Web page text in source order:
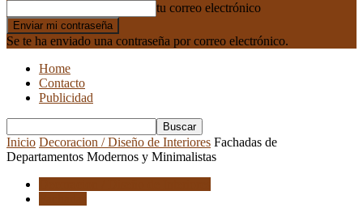
tu correo electrónico
Se te ha enviado una contraseña por correo electrónico.
Home
Contacto
Publicidad
Inicio Decoracion / Diseño de Interiores Fachadas de
Departamentos Modernos y Minimalistas